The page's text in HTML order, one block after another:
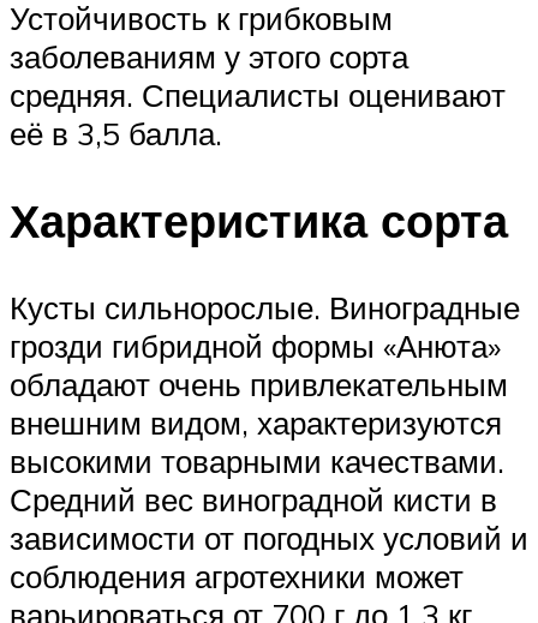
Устойчивость к грибковым
заболеваниям у этого сорта
средняя. Специалисты оценивают
её в 3,5 балла.
Характеристика сорта
Кусты сильнорослые. Виноградные
грозди гибридной формы «Анюта»
обладают очень привлекательным
внешним видом, характеризуются
высокими товарными качествами.
Средний вес виноградной кисти в
зависимости от погодных условий и
соблюдения агротехники может
варьироваться от 700 г до 1,3 кг.